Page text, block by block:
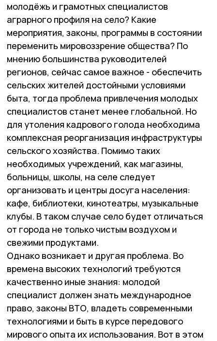
молодёжь и грамотных специалистов
аграрного профиля на село? Какие
мероприятия, законы, программы в состоянии
переменить мировоззрение общества? По
мнению большинства руководителей
регионов, сейчас самое важное - обеспечить
сельских жителей достойными условиями
быта, тогда проблема привлечения молодых
специалистов станет менее глобальной. Но
для утоления кадрового голода необходима
комплексная реорганизация инфраструктуры
сельского хозяйства. Помимо таких
необходимых учреждений, как магазины,
больницы, школы, на селе следует
организовать и центры досуга населения:
кафе, библиотеки, кинотеатры, музыкальные
клубы. В таком случае село будет отличаться
от города не только чистым воздухом и
свежими продуктами.
Однако возникает и другая проблема. Во
времена высоких технологий требуются
качественно иные знания: молодой
специалист должен знать международное
право, законы ВТО, владеть современными
технологиями и быть в курсе передового
мирового опыта их использования. Вот в этом